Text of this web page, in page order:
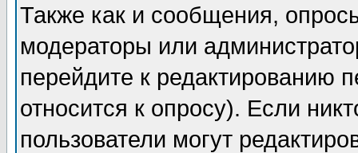
Также как и сообщения,
модераторы или
перейдите к редактированию
относится к опросу). Если
пользователи могут